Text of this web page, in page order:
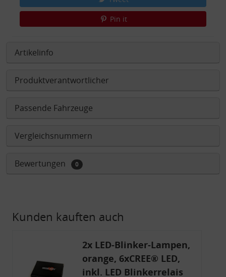
Pin it
Artikelinfo
Produktverantwortlicher
Passende Fahrzeuge
Vergleichsnummern
Bewertungen 0
Kunden kauften auch
2x LED-Blinker-Lampen,
orange, 6xCREE® LED,
inkl. LED Blinkerrelais